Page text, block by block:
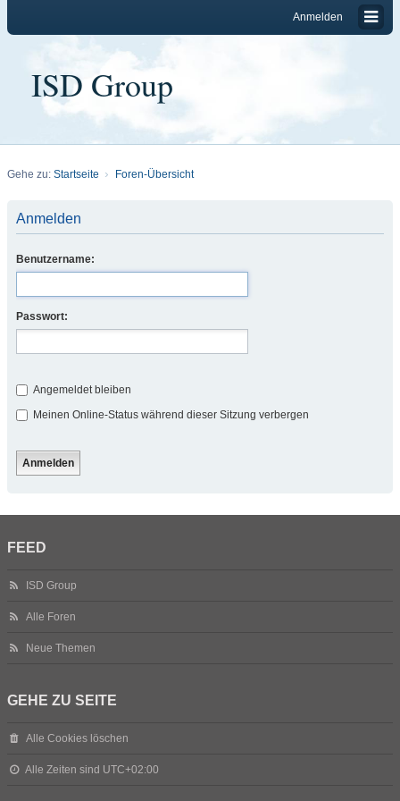
Anmelden
ISD Group
Gehe zu: Startseite Foren-Übersicht
Anmelden
Benutzername:
Passwort:
Angemeldet bleiben
Meinen Online-Status während dieser Sitzung verbergen
FEED
ISD Group
Alle Foren
Neue Themen
GEHE ZU SEITE
Alle Cookies löschen
Alle Zeiten sind UTC+02:00